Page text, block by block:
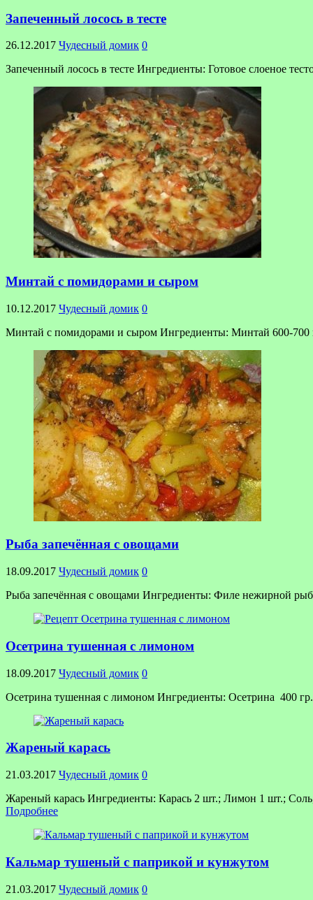
Запеченный лосось в тесте
26.12.2017 Чудесный домик 0
Запеченный лосось в тесте Ингредиенты: Готовое слоеное
Минтай с помидорами и сыром
10.12.2017 Чудесный домик 0
Минтай с помидорами и сыром Ингредиенты: Минтай 600-700
Рыба запечённая с овощами
18.09.2017 Чудесный домик 0
Рыба запечённая с овощами Ингредиенты: Филе нежирной
Осетрина тушенная с лимоном
18.09.2017 Чудесный домик 0
Осетрина тушенная с лимоном Ингредиенты: Осетрина 400
Жареный карась
21.03.2017 Чудесный домик 0
Жареный карась Ингредиенты: Карась 2 шт.; Лимон 1 шт.;
Подробнее
Кальмар тушеный с паприкой и кунжутом
21.03.2017 Чудесный домик 0